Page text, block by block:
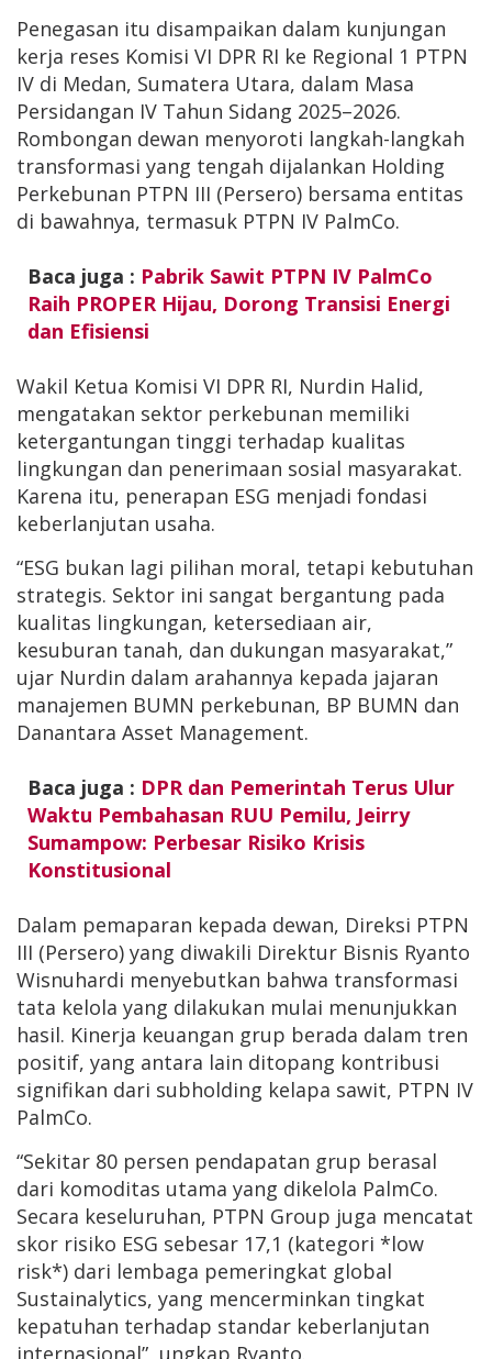
Penegasan itu disampaikan dalam kunjungan
kerja reses Komisi VI DPR RI ke Regional 1 PTPN
IV di Medan, Sumatera Utara, dalam Masa
Persidangan IV Tahun Sidang 2025–2026.
Rombongan dewan menyoroti langkah-langkah
transformasi yang tengah dijalankan Holding
Perkebunan PTPN III (Persero) bersama entitas
di bawahnya, termasuk PTPN IV PalmCo.
Baca juga : Pabrik Sawit PTPN IV PalmCo
Raih PROPER Hijau, Dorong Transisi Energi
dan Efisiensi
Wakil Ketua Komisi VI DPR RI, Nurdin Halid,
mengatakan sektor perkebunan memiliki
ketergantungan tinggi terhadap kualitas
lingkungan dan penerimaan sosial masyarakat.
Karena itu, penerapan ESG menjadi fondasi
keberlanjutan usaha.
“ESG bukan lagi pilihan moral, tetapi kebutuhan
strategis. Sektor ini sangat bergantung pada
kualitas lingkungan, ketersediaan air,
kesuburan tanah, dan dukungan masyarakat,”
ujar Nurdin dalam arahannya kepada jajaran
manajemen BUMN perkebunan, BP BUMN dan
Danantara Asset Management.
Baca juga : DPR dan Pemerintah Terus Ulur
Waktu Pembahasan RUU Pemilu, Jeirry
Sumampow: Perbesar Risiko Krisis
Konstitusional
Dalam pemaparan kepada dewan, Direksi PTPN
III (Persero) yang diwakili Direktur Bisnis Ryanto
Wisnuhardi menyebutkan bahwa transformasi
tata kelola yang dilakukan mulai menunjukkan
hasil. Kinerja keuangan grup berada dalam tren
positif, yang antara lain ditopang kontribusi
signifikan dari subholding kelapa sawit, PTPN IV
PalmCo.
“Sekitar 80 persen pendapatan grup berasal
dari komoditas utama yang dikelola PalmCo.
Secara keseluruhan, PTPN Group juga mencatat
skor risiko ESG sebesar 17,1 (kategori *low
risk*) dari lembaga pemeringkat global
Sustainalytics, yang mencerminkan tingkat
kepatuhan terhadap standar keberlanjutan